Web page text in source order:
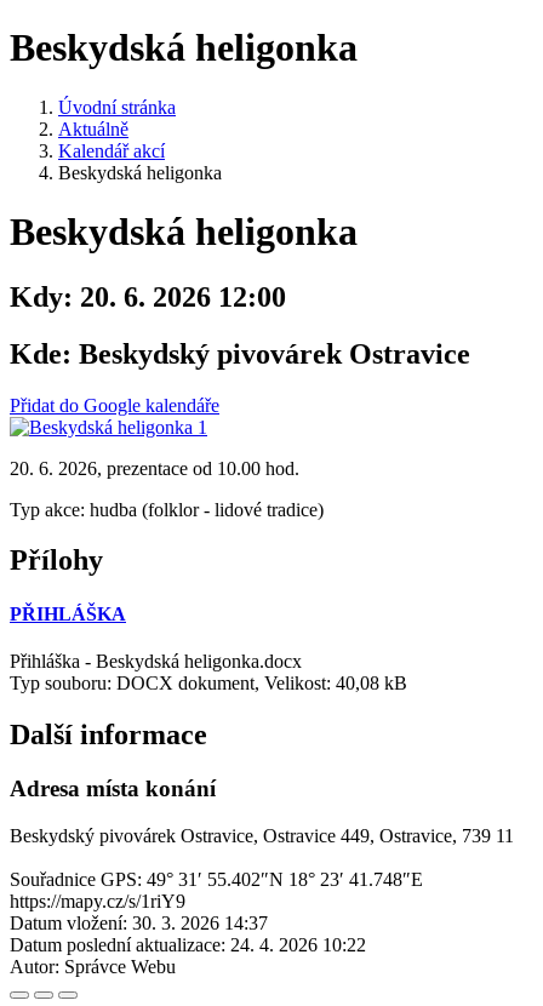
Beskydská heligonka
Úvodní stránka
Aktuálně
Kalendář akcí
Beskydská heligonka
Beskydská heligonka
Kdy: 20. 6. 2026 12:00
Kde: Beskydský pivovárek Ostravice
Přidat do Google kalendáře
20. 6. 2026, prezentace od 10.00 hod.
Typ akce: hudba (folklor - lidové tradice)
Přílohy
PŘIHLÁŠKA
Přihláška - Beskydská heligonka.docx
Typ souboru: DOCX dokument, Velikost: 40,08 kB
Další informace
Adresa místa konání
Beskydský pivovárek Ostravice, Ostravice 449, Ostravice, 739 11
Souřadnice GPS: 49° 31′ 55.402″N 18° 23′ 41.748″E
https://mapy.cz/s/1riY9
Datum vložení: 30. 3. 2026 14:37
Datum poslední aktualizace: 24. 4. 2026 10:22
Autor: Správce Webu